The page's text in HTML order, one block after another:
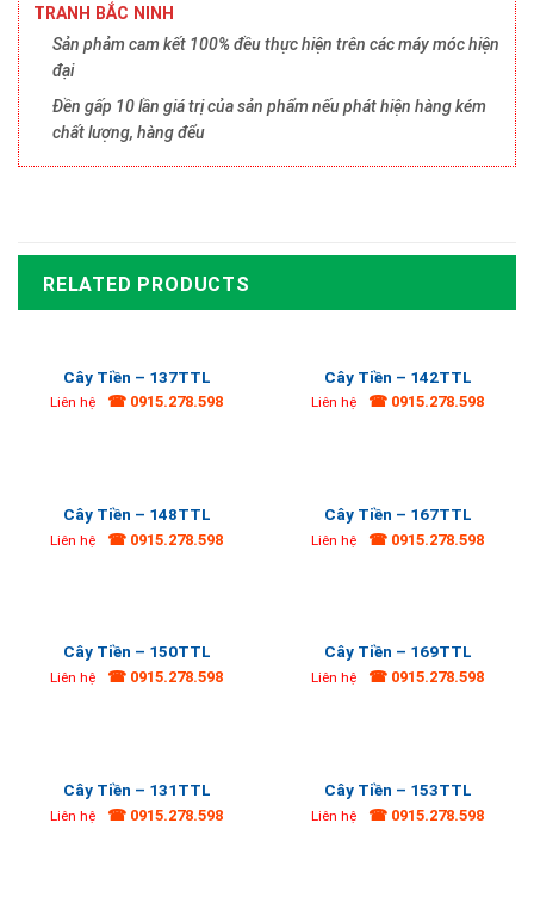
TRANH BẮC NINH
Sản phảm cam kết 100% đều thực hiện trên các máy móc hiện
đại
Đền gấp 10 lần giá trị của sản phẩm nếu phát hiện hàng kém
chất lượng, hàng đểu
RELATED PRODUCTS
Cây Tiền – 137TTL
Liên hệ ☎ 0915.278.598
Cây Tiền – 142TTL
Liên hệ ☎ 0915.278.598
Cây Tiền – 148TTL
Liên hệ ☎ 0915.278.598
Cây Tiền – 167TTL
Liên hệ ☎ 0915.278.598
Cây Tiền – 150TTL
Liên hệ ☎ 0915.278.598
Cây Tiền – 169TTL
Liên hệ ☎ 0915.278.598
Cây Tiền – 131TTL
Liên hệ ☎ 0915.278.598
Cây Tiền – 153TTL
Liên hệ ☎ 0915.278.598